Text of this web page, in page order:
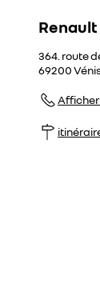
Renault
364. route
69200
Afficher